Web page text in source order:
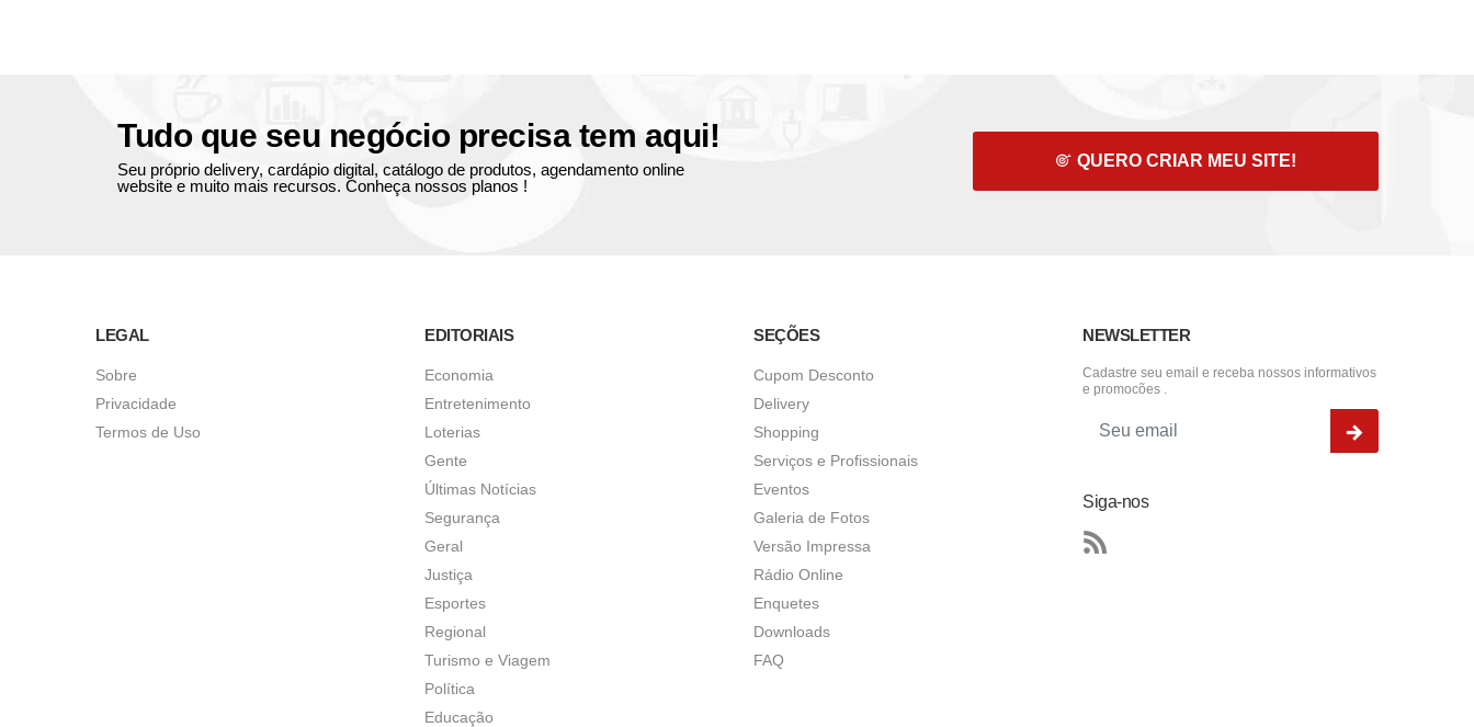
Tudo que seu negócio precisa tem aqui!
Seu próprio delivery, cardápio digital, catálogo de produtos, agendamento online
website e muito mais recursos. Conheça nossos planos !
QUERO CRIAR MEU SITE!
LEGAL
Sobre
Privacidade
Termos de Uso
EDITORIAIS
Economia
Entretenimento
Loterias
Gente
Últimas Notícias
Segurança
Geral
Justiça
Esportes
Regional
Turismo e Viagem
Política
Educação
SEÇÕES
Cupom Desconto
Delivery
Shopping
Serviços e Profissionais
Eventos
Galeria de Fotos
Versão Impressa
Rádio Online
Enquetes
Downloads
FAQ
NEWSLETTER
Cadastre seu email e receba nossos informativos
e promocões .
Siga-nos